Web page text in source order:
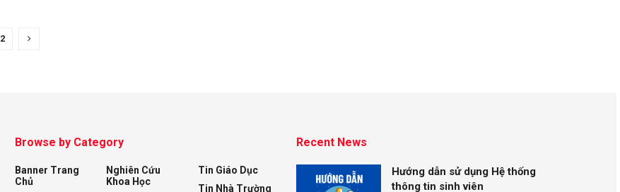
2
Browse by Category
Banner Trang
Chủ
Nghiên Cứu
Khoa Học
Tin Giáo Dục
Tin Nhà Trường
Recent News
Hướng dẫn sử dụng Hệ thống
thông tin sinh viên